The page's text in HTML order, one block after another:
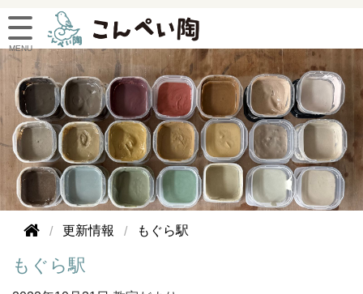
更新情報 もぐら駅
もぐら駅